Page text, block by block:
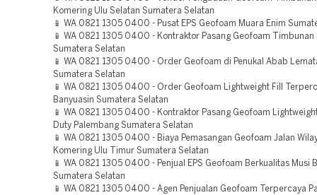
Komering Ulu Selatan Sumatera Selatan
📱 WA 0821 1305 0400 - Pusat EPS Geofoam Muara Enim
📱 WA 0821 1305 0400 - Kontraktor Pasang Geofoam Timbunan
Sumatera Selatan
📱 WA 0821 1305 0400 - Order Geofoam di Penukal Abab
Sumatera Selatan
📱 WA 0821 1305 0400 - Order Geofoam Lightweight Fill
Banyuasin Sumatera Selatan
📱 WA 0821 1305 0400 - Kontraktor Pasang Geofoam
Duty Palembang Sumatera Selatan
📱 WA 0821 1305 0400 - Biaya Pemasangan Geofoam Jalan
Komering Ulu Timur Sumatera Selatan
📱 WA 0821 1305 0400 - Penjual EPS Geofoam Berkualitas Musi
Sumatera Selatan
📱 WA 0821 1305 0400 - Agen Penjualan Geofoam Terpercaya